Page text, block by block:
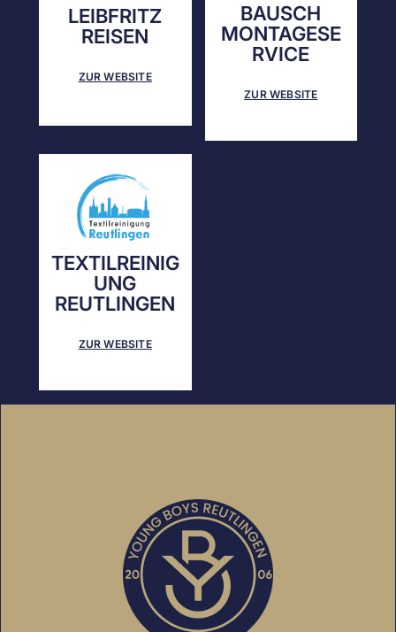
LEIBFRITZ
REISEN
ZUR WEBSITE
BAUSCH
MONTAGESE
RVICE
ZUR WEBSITE
TEXTILREINIG
UNG
REUTLINGEN
ZUR WEBSITE